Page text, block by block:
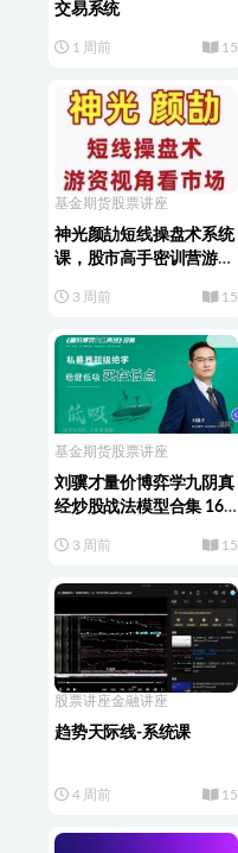
交易系统
1 周前 15
基金期货股票讲座
神光颜劼短线操盘术系统
课，股市高手密训营游资
3 周前 15
基金期货股票讲座
刘骥才量价博弈学九阴真
经炒股战法模型合集 16
3 周前 15
股票讲座金融讲座
趋势天际线-系统课
4 周前 15